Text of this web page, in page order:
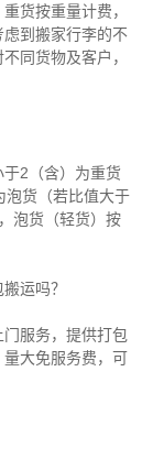
货按重量计费，
到搬家行李的不
同货物及客户，
2（含）为重货
泡货（若比值大于
泡货（轻货）按
运吗？
服务，提供打包
大免服务费，可